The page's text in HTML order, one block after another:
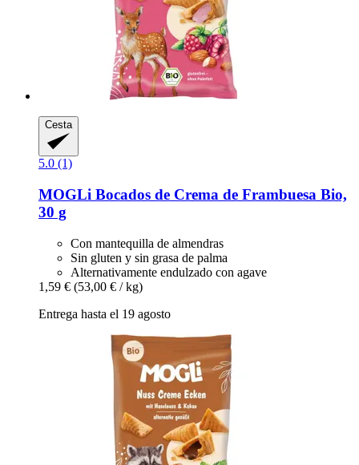
Cesta
5.0 (1)
MOGLi Bocados de Crema de Frambuesa Bio,
30 g
Con mantequilla de almendras
Sin gluten y sin grasa de palma
Alternativamente endulzado con agave
1,59 € (53,00 € / kg)
Entrega hasta el 19 agosto